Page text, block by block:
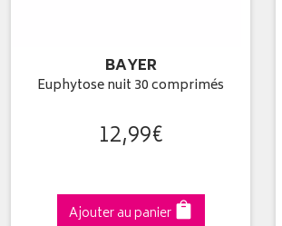
BAYER
Euphytose nuit 30 comprimés
12,99€
Ajouter au panier